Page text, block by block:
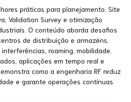
práticas para planejamento, Site
Validation Survey e otimização
O conteúdo aborda desafios
de distribuição e armazéns,
roaming, mobilidade,
aplicações em tempo real e
como a engenharia RF reduz
e garante operações contínuas